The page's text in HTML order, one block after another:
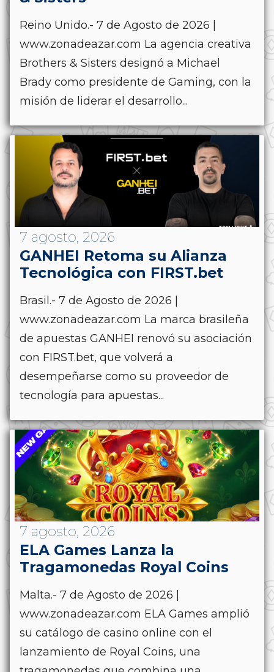
Reino Unido.- 7 de Agosto de 2026 |
www.zonadeazar.com La agencia creativa
Brothers & Sisters designó a Michael
Brady como presidente de Gaming, con la
misión de liderar el desarrollo...
7 agosto, 2026
GANHEI Retoma su Alianza
Tecnológica con FIRST.bet
Brasil.- 7 de Agosto de 2026 |
www.zonadeazar.com La marca brasileña
de apuestas GANHEI renovó su asociación
con FIRST.bet, que volverá a
desempeñarse como su proveedor de
tecnología para apuestas...
7 agosto, 2026
ELA Games Lanza la
Tragamonedas Royal Coins
Malta.- 7 de Agosto de 2026 |
www.zonadeazar.com ELA Games amplió
su catálogo de casino online con el
lanzamiento de Royal Coins, una